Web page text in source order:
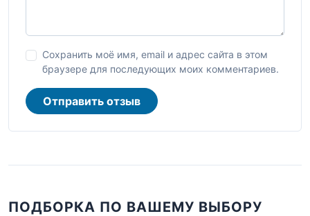
Сохранить моё имя, email и адрес сайта в этом
браузере для последующих моих комментариев.
Отправить отзыв
ПОДБОРКА ПО ВАШЕМУ ВЫБОРУ